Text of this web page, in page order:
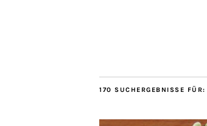
170 SUCHERGEBNISSE FÜR: